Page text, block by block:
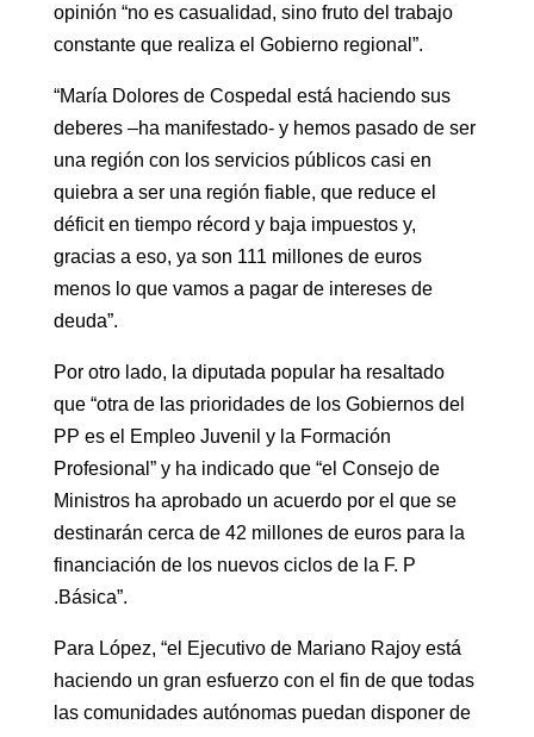
opinión “no es casualidad, sino fruto del trabajo
constante que realiza el Gobierno regional”.
“María Dolores de Cospedal está haciendo sus
deberes –ha manifestado- y hemos pasado de ser
una región con los servicios públicos casi en
quiebra a ser una región fiable, que reduce el
déficit en tiempo récord y baja impuestos y,
gracias a eso, ya son 111 millones de euros
menos lo que vamos a pagar de intereses de
deuda”.
Por otro lado, la diputada popular ha resaltado
que “otra de las prioridades de los Gobiernos del
PP es el Empleo Juvenil y la Formación
Profesional” y ha indicado que “el Consejo de
Ministros ha aprobado un acuerdo por el que se
destinarán cerca de 42 millones de euros para la
financiación de los nuevos ciclos de la F. P
.Básica”.
Para López, “el Ejecutivo de Mariano Rajoy está
haciendo un gran esfuerzo con el fin de que todas
las comunidades autónomas puedan disponer de